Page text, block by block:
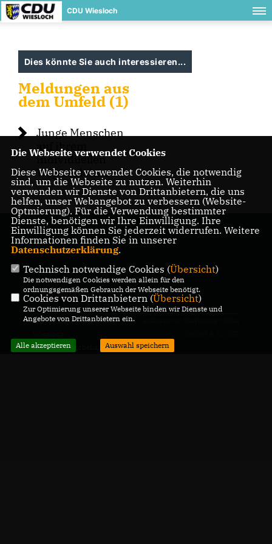
CDU Wiesloch
Dies könnte Sie auch interessieren...
Meldungen aus
dem Umfeld (1)
Junge Menschen
auf ihrem
individuellen
Weg begleiten
IMPRESSUM DATENSCHUTZ KONTAKT
CDU Baiertal
@2026 CDU Ortsverband
Alle Rechte vorbehalten.
Die Webseite verwendet Cookies
Diese Webseite verwendet Cookies, die notwendig
sind, um die Webseite zu nutzen. Weiterhin
verwenden wir Dienste von Drittanbietern, die uns
helfen, unser Webangebot zu verbessern (Website-
Optmierung). Für die Verwendung bestimmter
Dienste, benötigen wir Ihre Einwilligung. Ihre
Einwilligung können Sie jederzeit widerrufen. Weitere
Informationen finden Sie in unserer
Datenschutzerklärung.
Technisch notwendige Cookies (Übersicht)
Die notwendigen Cookies werden allein für den
ordnungsgemäßen Gebrauch der Webseite benötigt.
Cookies von Drittanbietern (Übersicht)
Zur Optimierung unserer Webseite binden wir Dienste und
Angebote von Drittanbietern ein.
Alle akzeptieren Auswahl speichern